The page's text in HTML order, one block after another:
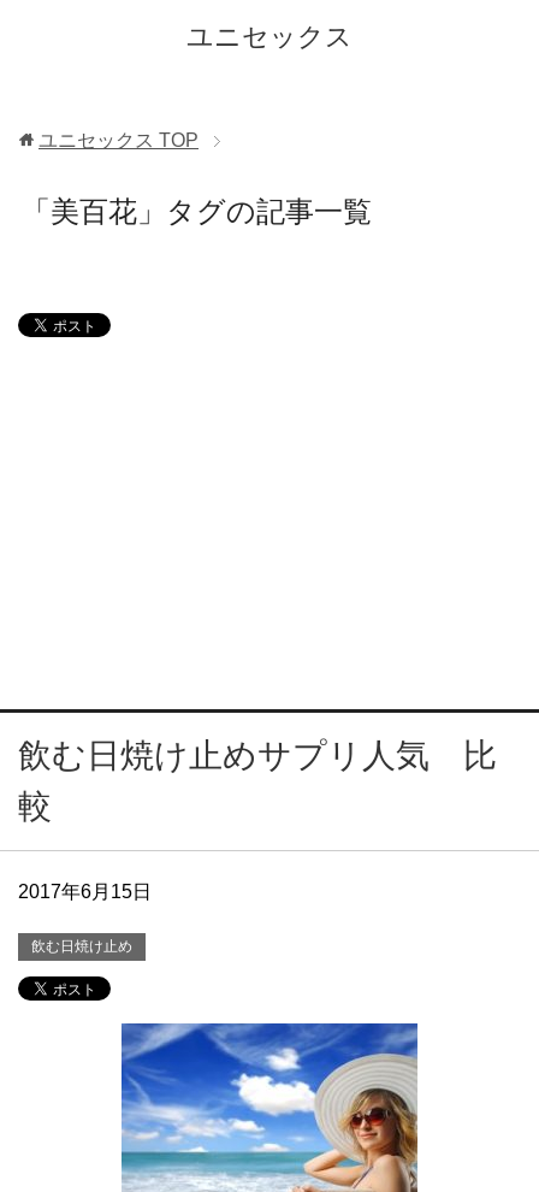
ユニセックス
ユニセックス TOP
「美百花」タグの記事一覧
飲む日焼け止めサプリ人気 比
較
2017年6月15日
飲む日焼け止め